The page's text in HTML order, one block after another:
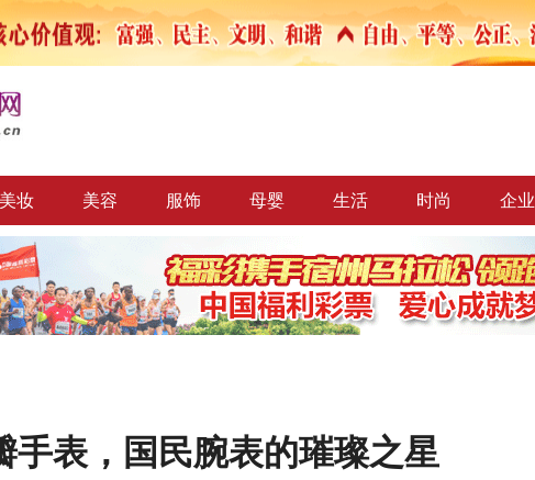
美妆 美容 服饰 母婴 生活 时尚 企业
手表，国民腕表的璀璨之星